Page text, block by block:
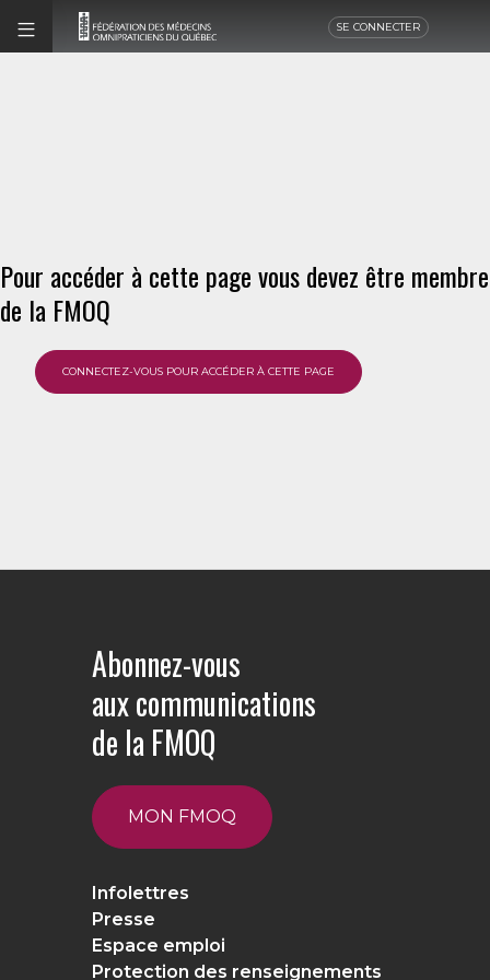
SE CONNECTER
Pour accéder à cette page vous devez être membre
de la FMOQ
CONNECTEZ-VOUS POUR ACCÉDER À CETTE PAGE
Abonnez-vous
aux communications
de la FMOQ
MON FMOQ
Infolettres
Presse
Espace emploi
Protection des renseignements